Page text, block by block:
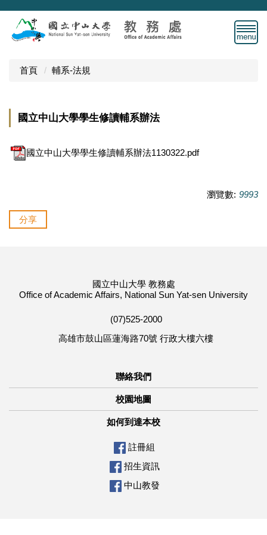
跳
主
首頁 輔系-法規
國立中山大學學生修讀輔系辦法
國立中山大學學生修讀輔系辦法1130322.pdf
瀏覽數: 9993
分享
國立中山大學 教務處
Office of Academic Affairs, National Sun Yat-sen University
(07)525-2000
高雄市鼓山區蓮海路70號 行政大樓六樓
聯絡我們
校園地圖
如何到達本校
註冊組
招生資訊
中山教發